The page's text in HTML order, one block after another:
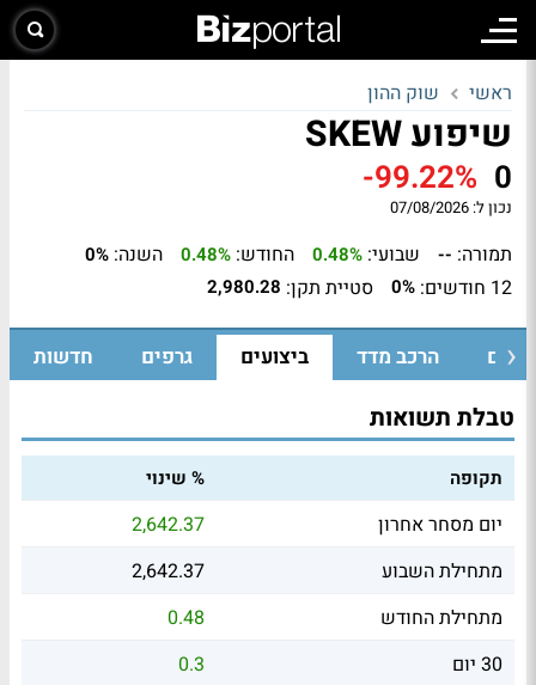
ראשי שוק ההון
שיפוע SKEW
0
-99.22%
נכון ל: 07/08/2026
תמורה: -- שבועי: 0.48% החודש: 0.48% השנה: 0%
12 חודשים: 0% סטיית תקן: 2,980.28
הרכב מדד ביצועים גרפים חדשות
טבלת תשואות
תקופה % שינוי
יום מסחר אחרון
2,642.37
מתחילת השבוע
2,642.37
מתחילת החודש
0.48
30 יום
0.3